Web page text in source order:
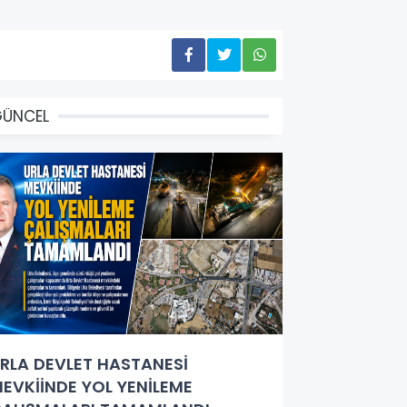
DEVLET HASTANESİ
YOL YENİLEME